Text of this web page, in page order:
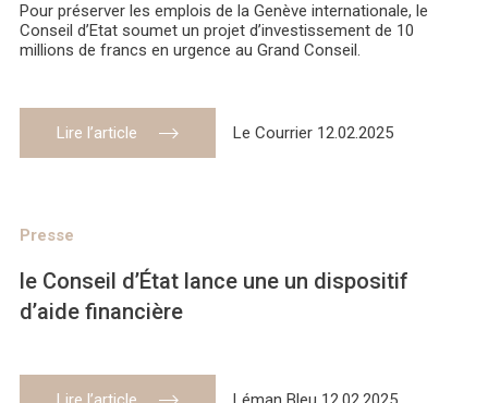
Pour préserver les emplois de la Genève internationale, le
Conseil d’Etat soumet un projet d’investissement de 10
millions de francs en urgence au Grand Conseil.
Lire l’article Le Courrier 12.02.2025
Presse
le Conseil d’État lance une un dispositif
d’aide financière